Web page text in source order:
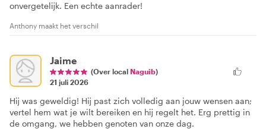
onvergetelijk. Een echte aanrader!
Anthony maakt het verschil
Jaime
(Over local Naguib)
21 juli 2026
Hij was geweldig! Hij past zich volledig aan jouw wensen aan;
vertel hem wat je wilt bereiken en hij regelt het. Erg prettig in
de omgang, we hebben genoten van onze dag.